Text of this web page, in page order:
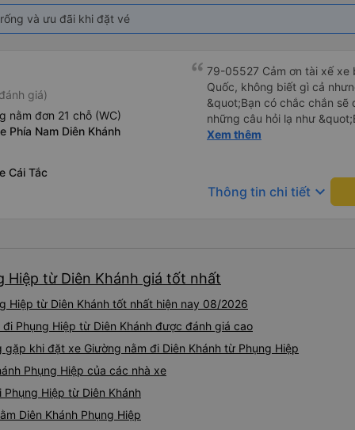
và ưu đãi khi đặt vé
giá)
nằm đơn 21 chỗ (WC)
Phía Nam Diên Khánh
Cái Tắc
79-05527 Cảm ơn tài xế xe
Quốc, không biết gì cả
&quot;Bạn có chắc chắn sẽ
những câu hỏi lạ như
sạn của chúng tôi
và thậm chí còn đón tôi tại
buổi sáng. ngu ngốc đến
buýt 79-05527 rất nhiều tài
liên tục hỏi trên Google
khách sạn của chúng tôi
2h30 sáng nhưng lúc đó
bằng xe limousine vào buổi
Xem thêm
Thông tin chi tiết keyboard_arrow_down
Hiệp từ Diên Khánh giá tốt nhất
Hiệp từ Diên Khánh tốt nhất hiện nay 08/2026
Phụng Hiệp từ Diên Khánh được đánh giá cao
khi đặt xe Giường nằm đi Diên Khánh từ Phụng Hiệp
Phụng Hiệp của các nhà xe
Hiệp từ Diên Khánh
Diên Khánh Phụng Hiệp